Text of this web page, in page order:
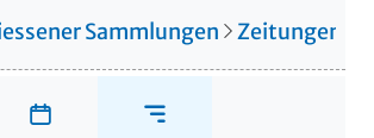
Sammlungen Zeitungen